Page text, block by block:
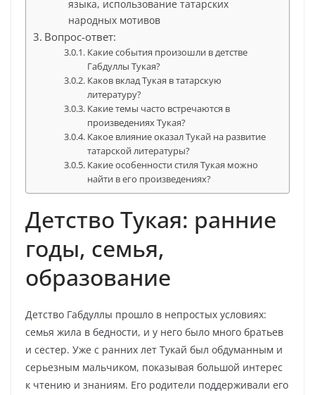
языка, использование татарских
народных мотивов
Вопрос-ответ:
Какие события произошли в детстве
Габдуллы Тукая?
Каков вклад Тукая в татарскую
литературу?
Какие темы часто встречаются в
произведениях Тукая?
Какое влияние оказал Тукай на развитие
татарской литературы?
Какие особенности стиля Тукая можно
найти в его произведениях?
Детство Тукая: ранние
годы, семья,
образование
Детство Габдуллы прошло в непростых условиях:
семья жила в бедности, и у него было много братьев
и сестер. Уже с ранних лет Тукай был обдуманным и
серьезным мальчиком, показывая большой интерес
к чтению и знаниям. Его родители поддерживали его